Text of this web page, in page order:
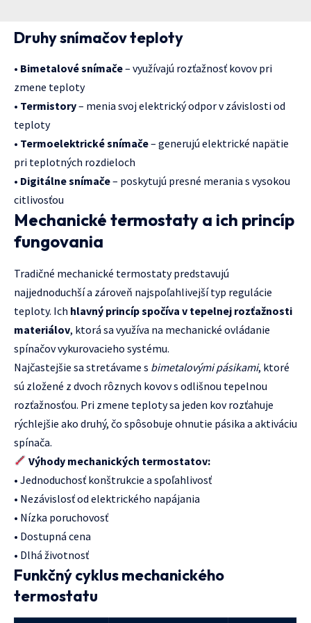
Druhy snímačov teploty
• Bimetalové snímače– využívajú rozťažnosť kovov pri
zmene teploty
• Termistory– menia svoj elektrický odpor v závislosti od
teploty
• Termoelektrické snímače– generujú elektrické napätie
pri teplotných rozdieloch
• Digitálne snímače– poskytujú presné merania s vysokou
citlivosťou
Mechanické termostaty a ich princíp
fungovania
Tradičné mechanické termostaty predstavujú
najjednoduchší a zároveň najspoľahlivejší typ regulácie
teploty. Ich hlavný princíp spočíva v tepelnej rozťažnosti
materiálov, ktorá sa využíva na mechanické ovládanie
spínačov vykurovacieho systému.
Najčastejšie sa stretávame s bimetalovými pásikami, ktoré
sú zložené z dvoch rôznych kovov s odlišnou tepelnou
rozťažnosťou. Pri zmene teploty sa jeden kov rozťahuje
rýchlejšie ako druhý, čo spôsobuje ohnutie pásika a aktiváciu
spínača.
Výhody mechanických termostatov:
• Jednoduchosť konštrukcie a spoľahlivosť
• Nezávislosť od elektrického napájania
• Nízka poruchovosť
• Dostupná cena
• Dlhá životnosť
Funkčný cyklus mechanického
termostatu